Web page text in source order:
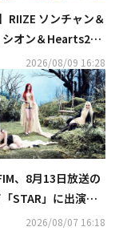
RIIZE ソンチャン＆
シオン＆Hearts2He
「2026 SBS歌謡大
」ブルーカーペッ
2026/08/09 16:28
、8月13日放送の
STAR」に出演決
INIの生コラボも
2026/08/07 16:18